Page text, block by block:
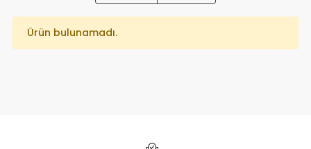
Ürün bulunamadı.